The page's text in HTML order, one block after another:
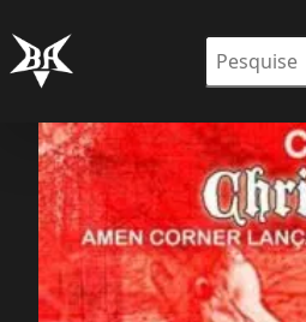
Pesquisar